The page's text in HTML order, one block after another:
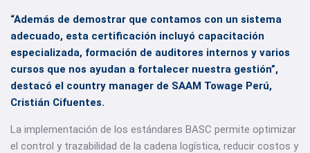
“Además de demostrar que contamos con un sistema
adecuado, esta certificación incluyó capacitación
especializada, formación de auditores internos y varios
cursos que nos ayudan a fortalecer nuestra gestión”,
destacó el country manager de SAAM Towage Perú,
Cristián Cifuentes.
La implementación de los estándares BASC permite optimizar
el control y trazabilidad de la cadena logística, reducir costos y